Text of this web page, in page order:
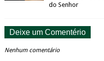
do Senhor
Deixe um Comentério
Nenhum comentário